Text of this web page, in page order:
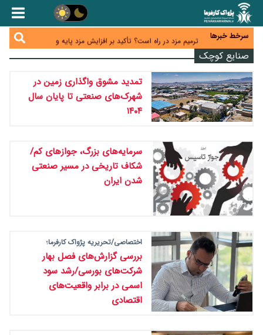
سرخط خبرها
منابع صندوق ملی مسکن به متقاضیان رسید؛ اولویت با
هشدار درباره آینده صندوق‌های بازنشستگی؛ اعتماد
بیمه‌پردازان را قربانی نکنیم
ترمیم مزد در راه است؟ تأکید بر افزایش مزد پایه و
شفافیت سبد معیشت
وام بدون رتبه اعتباری؛ صندوق کارآفرینی امید از حمایت
متفاوت خود می‌گویدناترازی برق ۳۰ درصد کاهش یافت؛ وعده وزارت نیرو
برای رفع محدودیت صنایع
صنایع کوچک
تمدید مشوق واگذاری زمین در
شهرک‌های صنعتی تا پایان سال
۱۴۰۴
سرمایه‌های بزرگ، جوازهای کم/
شکاف تاریخی در مسیر صنعتی
شدن ایران
اختصاصی/تحریریه پژواک کارفرما؛
بررسی گزارش‌های فصل بهار
شرکت‌های بورسی/رشد سود
اسمی در برابر واقعیت‌های
اقتصادی